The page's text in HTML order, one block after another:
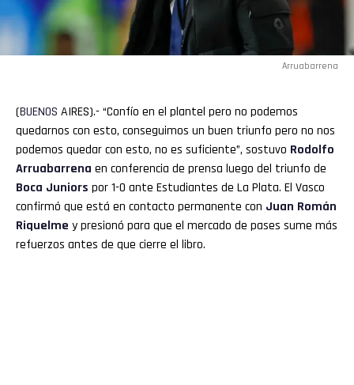
Arruabarrena
(BUENOS AIRES).- “Confío en el plantel pero no podemos
quedarnos con esto, conseguimos un buen triunfo pero no nos
podemos quedar con esto, no es suficiente”, sostuvo Rodolfo
Arruabarrena en conferencia de prensa luego del triunfo de
Boca Juniors por 1-0 ante Estudiantes de La Plata. El Vasco
confirmó que está en contacto permanente con Juan Román
Riquelme y presionó para que el mercado de pases sume más
refuerzos antes de que cierre el libro.